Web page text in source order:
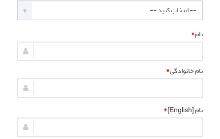
نام*
نام خانوادگی*
نام [English] *